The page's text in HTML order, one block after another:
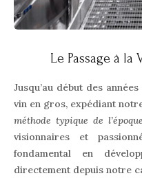
Le Passage à
Jusqu’au début des
vin en gros, expédiant
méthode typique de
visionnaires et
fondamental en
directement depuis notre